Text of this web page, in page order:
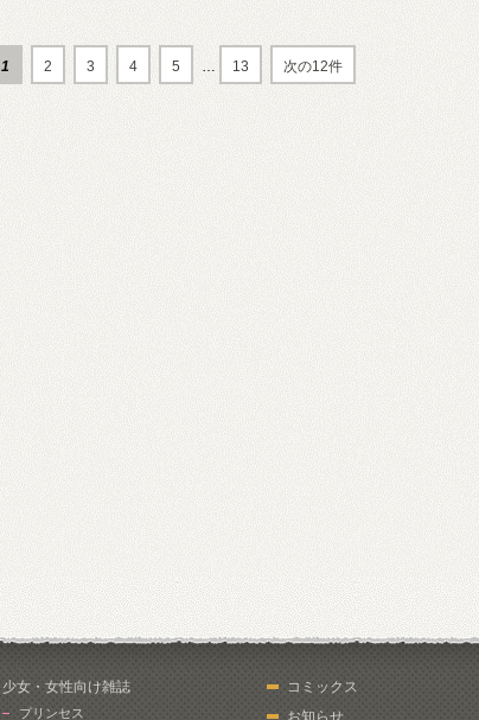
1 2 3 4 5 … 13 次の12件
少女・女性向け雑誌
プリンセス
コミックス
お知らせ